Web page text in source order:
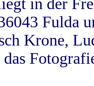
in der
Fulda
Krone,